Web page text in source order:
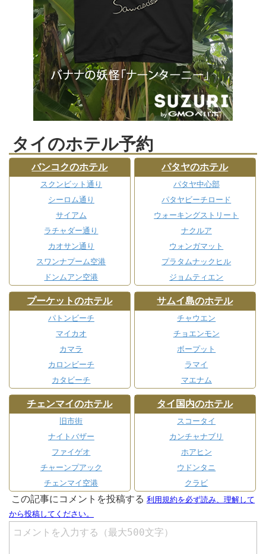
タイのホテル予約
バンコクのホテル
スクンビット通り
シーロム通り
サイアム
ラチャダー通り
カオサン通り
スワンナプーム空港
ドンムアン空港
パタヤのホテル
パタヤ中心部
パタヤビーチロード
ウォーキングストリート
ナクルア
ウォンガマット
プラタムナックヒル
ジョムティエン
プーケットのホテル
パトンビーチ
マイカオ
カマラ
カロンビーチ
カタビーチ
サムイ島のホテル
チャウエン
チョエンモン
ボープット
ラマイ
マエナム
チェンマイのホテル
旧市街
ナイトバザー
ファイゲオ
チャーンプアック
チェンマイ空港
タイ国内のホテル
スコータイ
カンチャナブリ
ホアヒン
ウドンタニ
クラビ